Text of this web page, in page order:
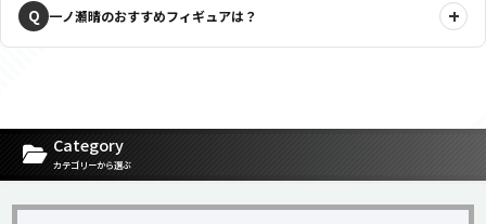
一ノ瀬晴のおすすめフィギュアは？
Category
カテゴリーから選ぶ